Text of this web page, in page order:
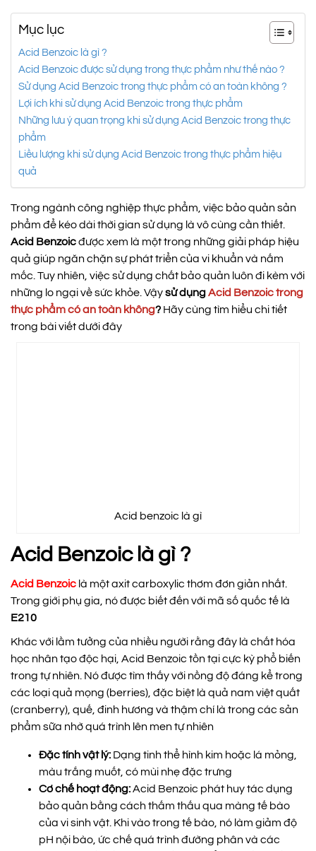
Mục lục
Acid Benzoic là gì ?
Acid Benzoic được sử dụng trong thực phẩm như thế nào ?
Sử dụng Acid Benzoic trong thực phẩm có an toàn không ?
Lợi ích khi sử dụng Acid Benzoic trong thực phẩm
Những lưu ý quan trọng khi sử dụng Acid Benzoic trong thực
phẩm
Liều lượng khi sử dụng Acid Benzoic trong thực phẩm hiệu
quả
Trong ngành công nghiệp thực phẩm, việc bảo quản sản
phẩm để kéo dài thời gian sử dụng là vô cùng cần thiết.
Acid Benzoicđược xem là một trong những giải pháp hiệu
quả giúp ngăn chặn sự phát triển của vi khuẩn và nấm
mốc. Tuy nhiên, việc sử dụng chất bảo quản luôn đi kèm với
những lo ngại về sức khỏe. Vậysử dụngAcid Benzoic trong
thực phẩm có an toàn không? Hãy cùng tìm hiểu chi tiết
trong bài viết dưới đây
Acid benzoic là gì
Acid Benzoic là gì ?
Acid Benzoic là một axit carboxylic thơm đơn giản nhất.
Trong giới phụ gia, nó được biết đến với mã số quốc tế là
E210
Khác với lầm tưởng của nhiều người rằng đây là chất hóa
học nhân tạo độc hại, Acid Benzoic tồn tại cực kỳ phổ biến
trong tự nhiên. Nó được tìm thấy với nồng độ đáng kể trong
các loại quả mọng (berries), đặc biệt là quả nam việt quất
(cranberry), quế, đinh hương và thậm chí là trong các sản
phẩm sữa nhờ quá trình lên men tự nhiên
Đặc tính vật lý: Dạng tinh thể hình kim hoặc lá mỏng,
màu trắng muốt, có mùi nhẹ đặc trưng
Cơ chế hoạt động:Acid Benzoic phát huy tác dụng
bảo quản bằng cách thấm thấu qua màng tế bào
của vi sinh vật. Khi vào trong tế bào, nó làm giảm độ
pH nội bào, ức chế quá trình đường phân và các